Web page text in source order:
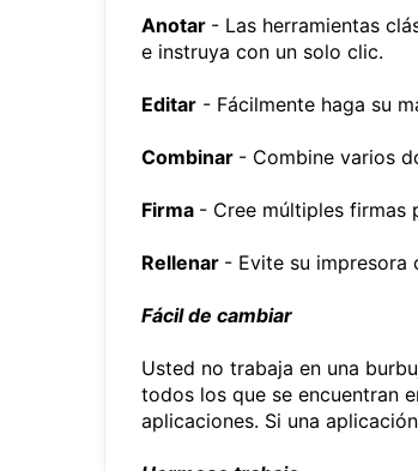
Anotar - Las herramientas
e instruya con un solo clic.
Editar - Fácilmente haga su
Combinar - Combine varios
Firma - Cree múltiples firmas
Rellenar - Evite su impresora
Fácil de cambiar
Usted no trabaja en una
todos los que se encuentran
aplicaciones. Si una